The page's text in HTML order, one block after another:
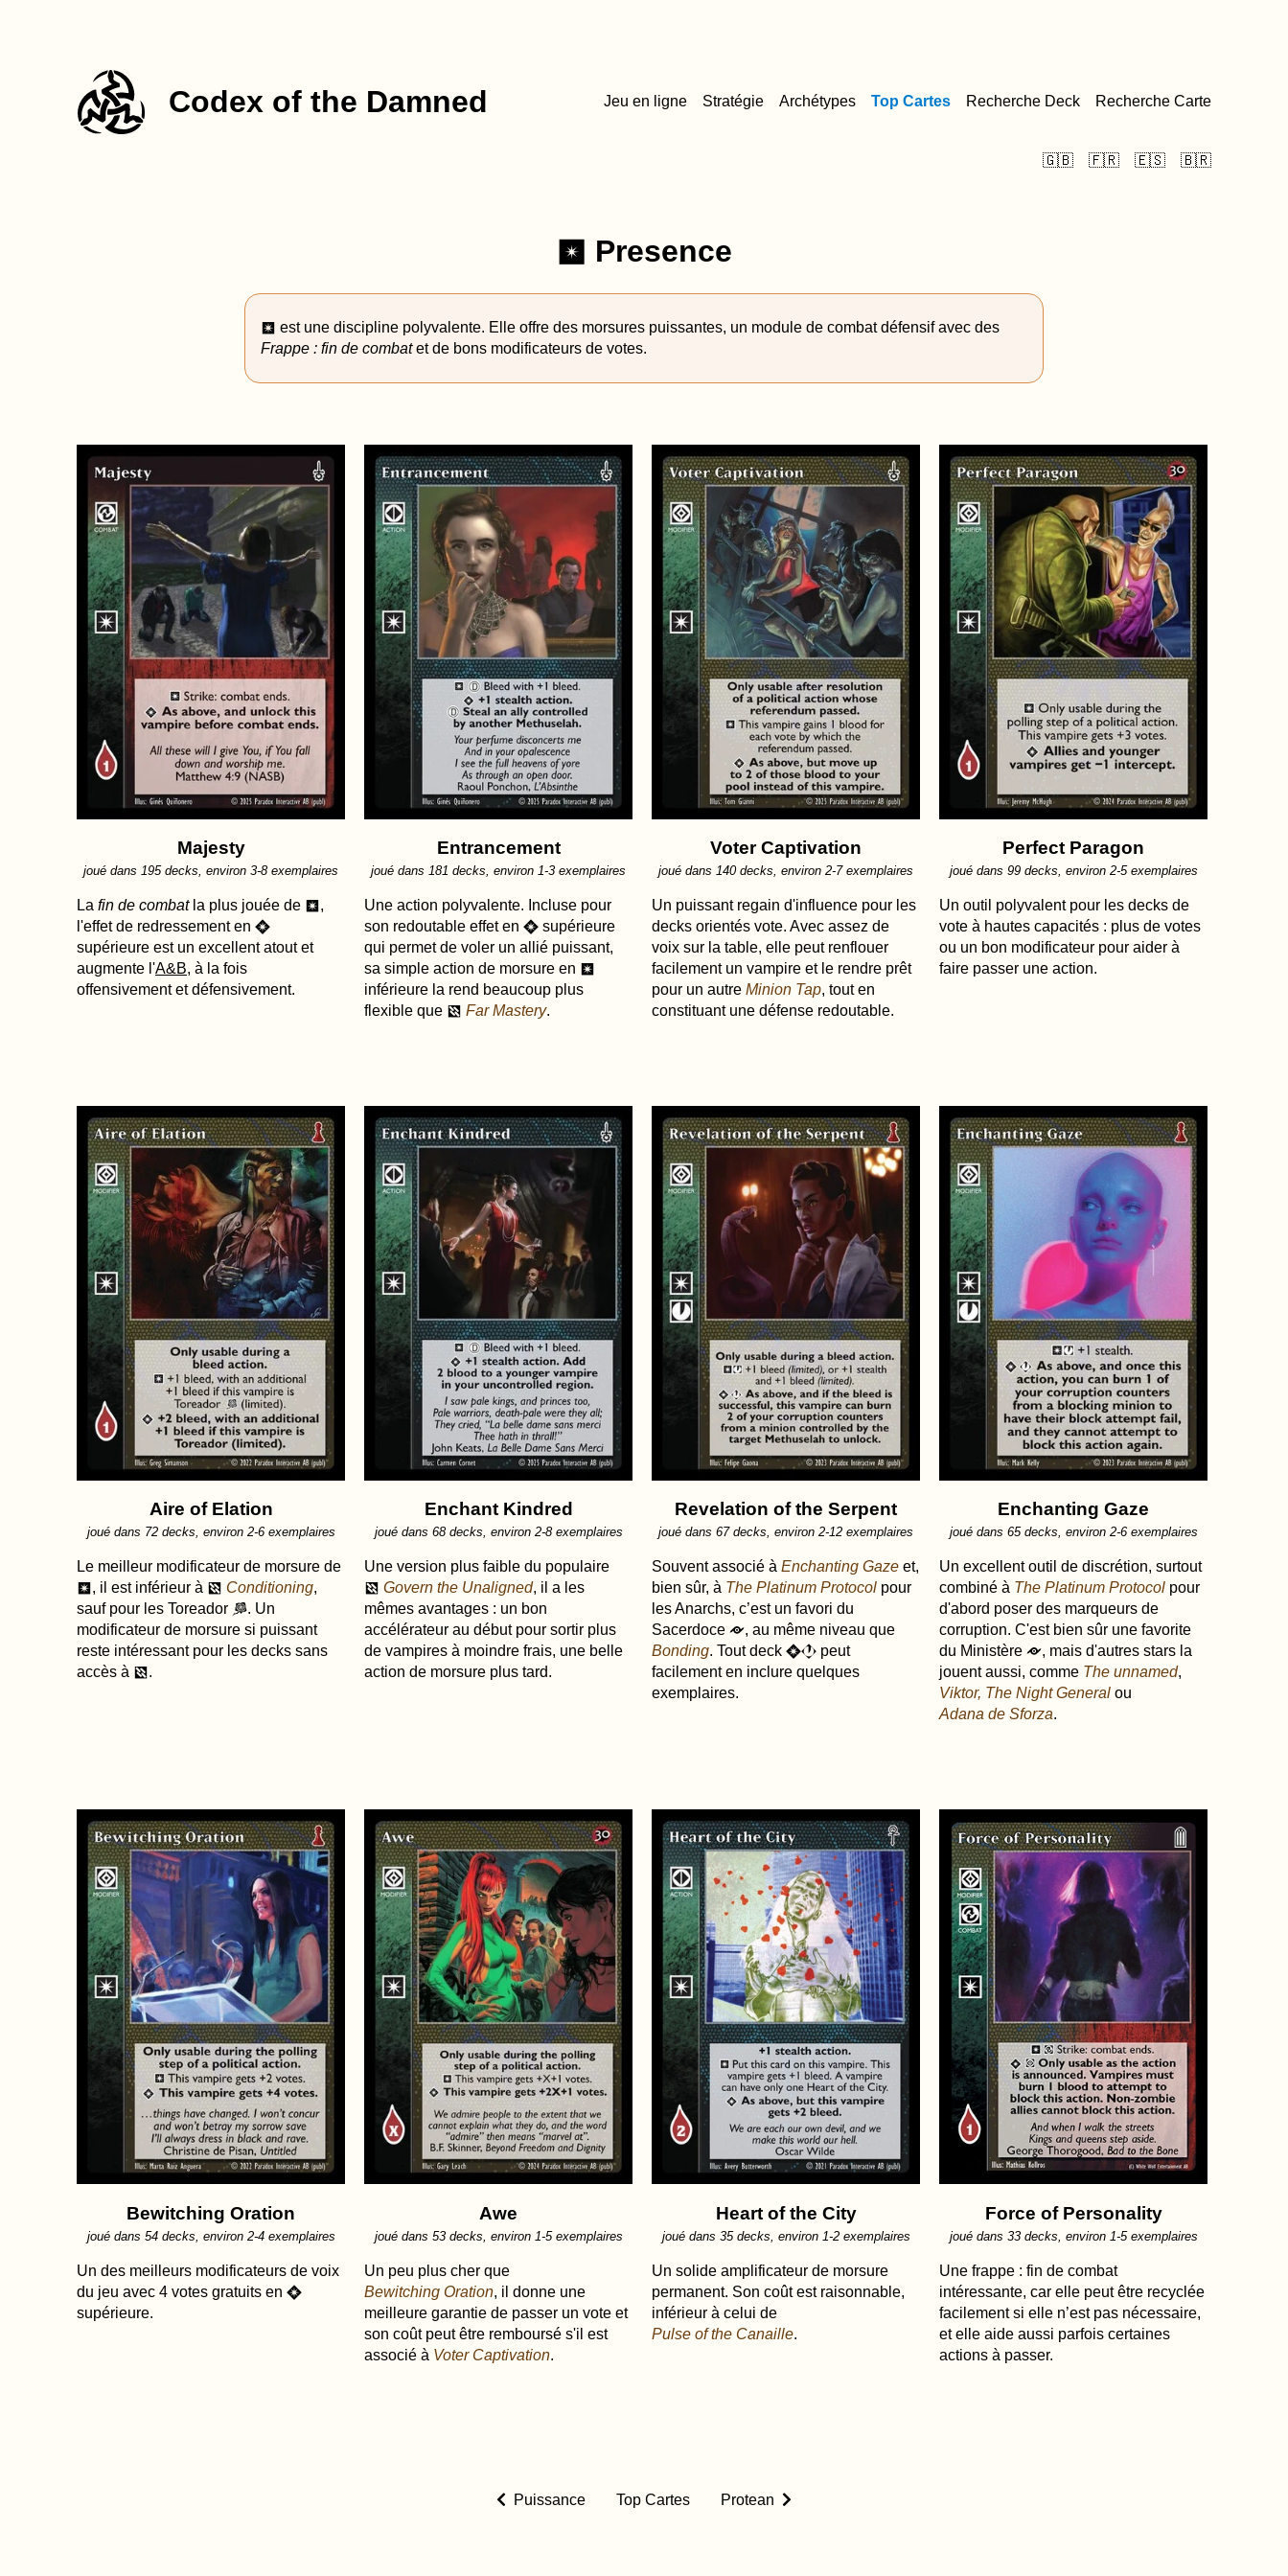
Codex of the Damned Jeu en ligne Stratégie Archétypes Top Cartes Recherche Deck Recherche Carte
🇬🇧 🇫🇷 🇪🇸 🇧🇷
r Presence
r est une discipline polyvalente. Elle offre des morsures puissantes, un module de combat défensif avec des
Frappe : fin de combatet de bons modificateurs de votes.
Majesty
joué dans 195 decks, environ 3-8 exemplaires
La fin de combatla plus jouée de r ,
l'effet de redressement en R
supérieure est un excellent atout et
augmente l'A&B, à la fois
offensivement et défensivement.
Entrancement
joué dans 181 decks, environ 1-3 exemplaires
Une action polyvalente. Incluse pour
son redoutable effet en R supérieure
qui permet de voler un allié puissant,
sa simple action de morsure en r
inférieure la rend beaucoup plus
flexible que d Far Mastery.
Voter Captivation
joué dans 140 decks, environ 2-7 exemplaires
Un puissant regain d'influence pour les
decks orientés vote. Avec assez de
voix sur la table, elle peut renflouer
facilement un vampire et le rendre prêt
pour un autre Minion Tap, tout en
constituant une défense redoutable.
Perfect Paragon
joué dans 99 decks, environ 2-5 exemplaires
Un outil polyvalent pour les decks de
vote à hautes capacités : plus de votes
ou un bon modificateur pour aider à
faire passer une action.
Aire of Elation
joué dans 72 decks, environ 2-6 exemplaires
Le meilleur modificateur de morsure de
r , il est inférieur à d Conditioning,
sauf pour les Toreador t. Un
modificateur de morsure si puissant
reste intéressant pour les decks sans
accès à d.
Enchant Kindred
joué dans 68 decks, environ 2-8 exemplaires
Une version plus faible du populaire
d Govern the Unaligned, il a les
mêmes avantages : un bon
accélérateur au début pour sortir plus
de vampires à moindre frais, une belle
action de morsure plus tard.
Revelation of the Serpent
joué dans 67 decks, environ 2-12 exemplaires
Souvent associé à Enchanting Gaze et,
bien sûr, à The Platinum Protocol pour
les Anarchs, c’est un favori du
Sacerdoce r, au même niveau que
Bonding. Tout deck RJ peut
facilement en inclure quelques
exemplaires.
Enchanting Gaze
joué dans 65 decks, environ 2-6 exemplaires
Un excellent outil de discrétion, surtout
combiné à The Platinum Protocol pour
d'abord poser des marqueurs de
corruption. C'est bien sûr une favorite
du Ministère r, mais d'autres stars la
jouent aussi, comme The unnamed,
Viktor, The Night General ou
Adana de Sforza.
Bewitching Oration
joué dans 54 decks, environ 2-4 exemplaires
Un des meilleurs modificateurs de voix
du jeu avec 4 votes gratuits en R
supérieure.
Awe
joué dans 53 decks, environ 1-5 exemplaires
Un peu plus cher que
Bewitching Oration, il donne une
meilleure garantie de passer un vote et
son coût peut être remboursé s'il est
associé à Voter Captivation.
Heart of the City
joué dans 35 decks, environ 1-2 exemplaires
Un solide amplificateur de morsure
permanent. Son coût est raisonnable,
inférieur à celui de
Pulse of the Canaille.
Force of Personality
joué dans 33 decks, environ 1-5 exemplaires
Une frappe : fin de combat
intéressante, car elle peut être recyclée
facilement si elle n’est pas nécessaire,
et elle aide aussi parfois certaines
actions à passer.
Puissance Top Cartes Protean